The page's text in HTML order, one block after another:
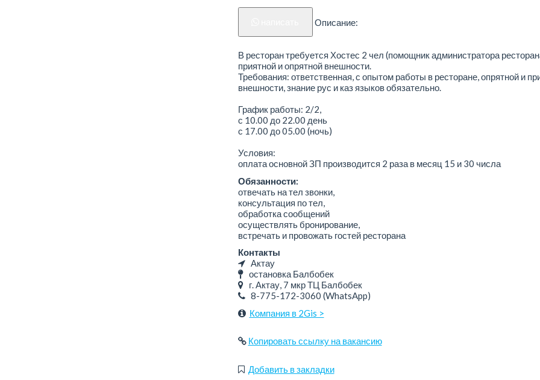
Описание:
В ресторан требуется Хостес 2 чел (помощник администратора
приятной и опрятной внешности.
Требования: ответственная, с опытом работы в ресторане, опрятной и
внешности, знание рус и каз языков обязательно.
График работы: 2/2,
с 10.00 до 22.00 день
с 17.00 до 05.00 (ночь)
Условия:
оплата основной ЗП производится 2 раза в месяц 15 и 30 числа
Обязанности:
отвечать на тел звонки,
консультация по тел,
обработка сообщений
осуществлять бронирование,
встречать и провожать гостей ресторана
Контакты
Актау
остановка Балбобек
г. Актау, 7 мкр ТЦ Балбобек
8-775-172-3060 (WhatsApp)
Компания в 2Gis >
Копировать ссылку на вакансию
Добавить в закладки